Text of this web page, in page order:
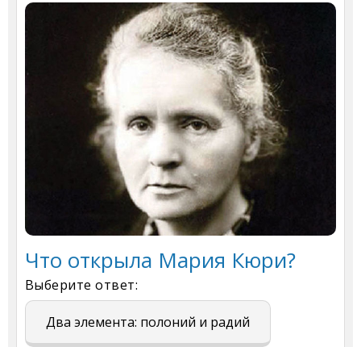
Что открыла Мария Кюри?
Выберите ответ:
Два элемента: полоний и радий